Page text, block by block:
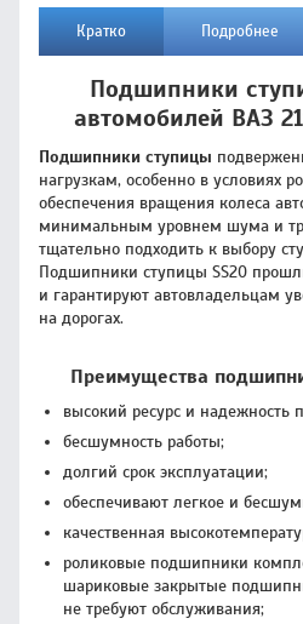
Кратко Подробнее
Подшипники
автомобилей ВАЗ
Подшипники ступицы
нагрузкам, особенно в условиях
обеспечения вращения колеса
минимальным уровнем шума и
тщательно подходить к выбору
Подшипники ступицы SS20
и гарантируют автовладельцам
на дорогах.
Преимущества
высокий ресурс и надежность
бесшумность работы;
долгий срок эксплуатации;
обеспечивают легкое и
качественная
роликовые подшипники
шариковые закрытые
не требуют обслуживания;